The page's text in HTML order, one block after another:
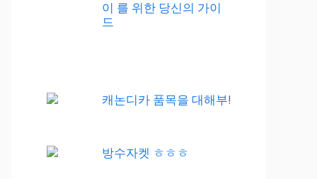
이 를 위한 당신의 가이
드
캐논디카 품목을 대해부!
방수자켓 ㅎㅎㅎ